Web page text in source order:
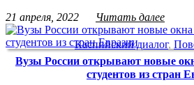
21 апреля, 2022
Читать далее
Каспийский диалог,
Вузы России открывают новые
студентов из стран